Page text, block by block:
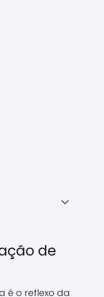
de
é o reflexo da